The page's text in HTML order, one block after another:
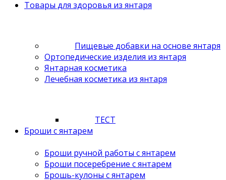
Товары для здоровья из янтаря
Пищевые добавки на основе янтаря
Ортопедические изделия из янтаря
Янтарная косметика
Лечебная косметика из янтаря
ТЕСТ
Броши с янтарем
Броши ручной работы с янтарем
Броши посеребрение с янтарем
Брошь-кулоны с янтарем